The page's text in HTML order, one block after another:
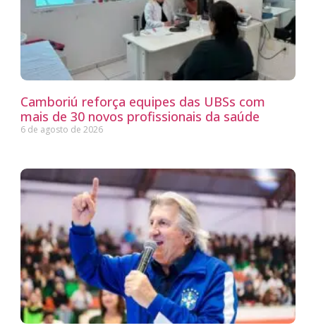
Camboriú reforça equipes das UBSs com
mais de 30 novos profissionais da saúde
6 de agosto de 2026